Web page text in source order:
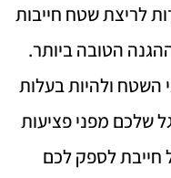
לריצת שטח חייבות
הטובה ביותר.
השטח ולהיות בעלות
שלכם מפני פציעות
חייבת לספק לכם